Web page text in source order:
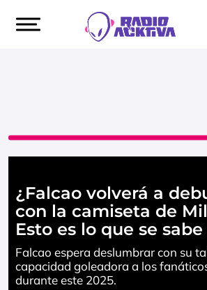
¿Falcao volverá a
con la camiseta de
Esto es lo que se sabe
Falcao espera deslumbrar con su
capacidad goleadora a los
durante este 2025.